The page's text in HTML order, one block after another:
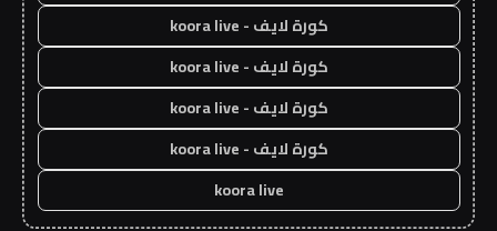
كورة لايف - koora live
كورة لايف - koora live
كورة لايف - koora live
كورة لايف - koora live
koora live